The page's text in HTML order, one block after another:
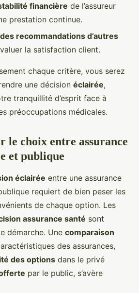
financière de l’assureur
prestation continue.
recommandations d’autres
la satisfaction client.
chaque critère, vous serez
une décision éclairée,
tranquillité d’esprit face à
préoccupations médicales.
le choix entre assurance
et publique
éclairée entre une assurance
requiert de bien peser les
de chaque option. Les
assurance santé sont
démarche. Une comparaison
des assurances,
des options dans le privé
par le public, s’avère